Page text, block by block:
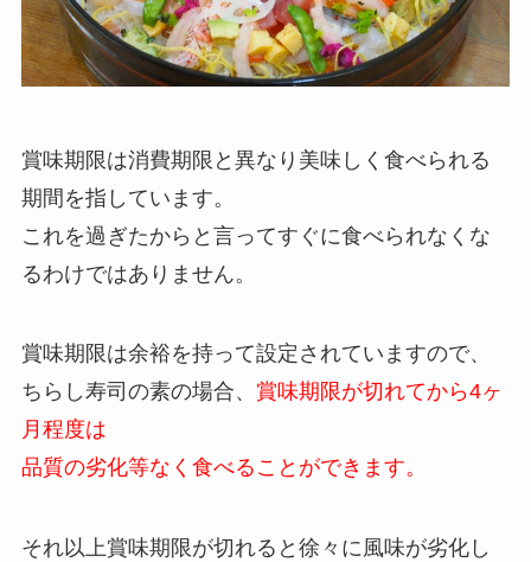
賞味期限は消費期限と異なり美味しく食べられる
期間を指しています。
これを過ぎたからと言ってすぐに食べられなくな
るわけではありません。
賞味期限は余裕を持って設定されていますので、
ちらし寿司の素の場合、 賞味期限が切れてから4ヶ
月程度は
品質の劣化等なく食べることができます。
それ以上賞味期限が切れると徐々に風味が劣化し